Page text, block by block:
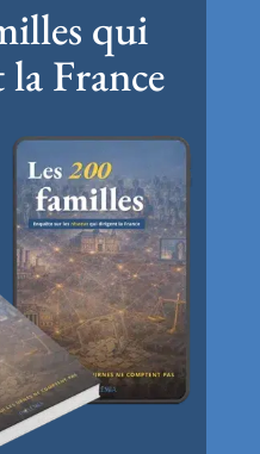
qui
France